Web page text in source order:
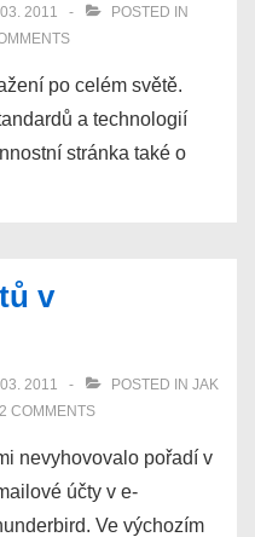
2011
POSTED IN
po celém světě.
a technologií
stránka také o
v
2011 POSTED IN JAK
2 COMMENTS
nevyhovovalo pořadí v
účty v e-
Ve výchozím